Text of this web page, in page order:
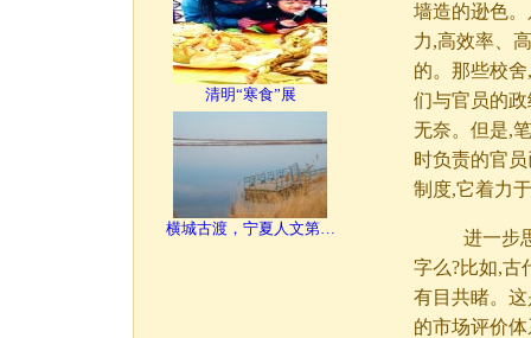
清明“寒食”展
横城古渡，宁夏人文第…
墙造的逊色
力,高效率、
的。那些校
们与官员的
无奈。但是,
时负责的官
制度,它着力
进一步思
字么?比如,古
有目共睹。
的市场评价